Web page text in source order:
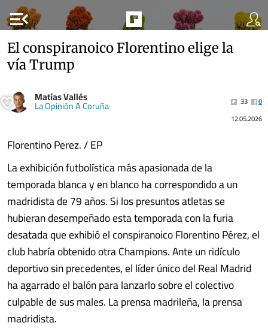
menu_open
El conspiranoico Florentino elige la
vía Trump
Matías Vallés
La Opinión A Coruña 33
0
12.05.2026
Florentino Perez. / EP
La exhibición futbolística más apasionada de la
temporada blanca y en blanco ha correspondido a un
madridista de 79 años. Si los presuntos atletas se
hubieran desempeñado esta temporada con la furia
desatada que exhibió el conspiranoico Florentino Pérez, el
club habría obtenido otra Champions. Ante un ridículo
deportivo sin precedentes, el líder único del Real Madrid
ha agarrado el balón para lanzarlo sobre el colectivo
culpable de sus males. La prensa madrileña, la prensa
madridista.